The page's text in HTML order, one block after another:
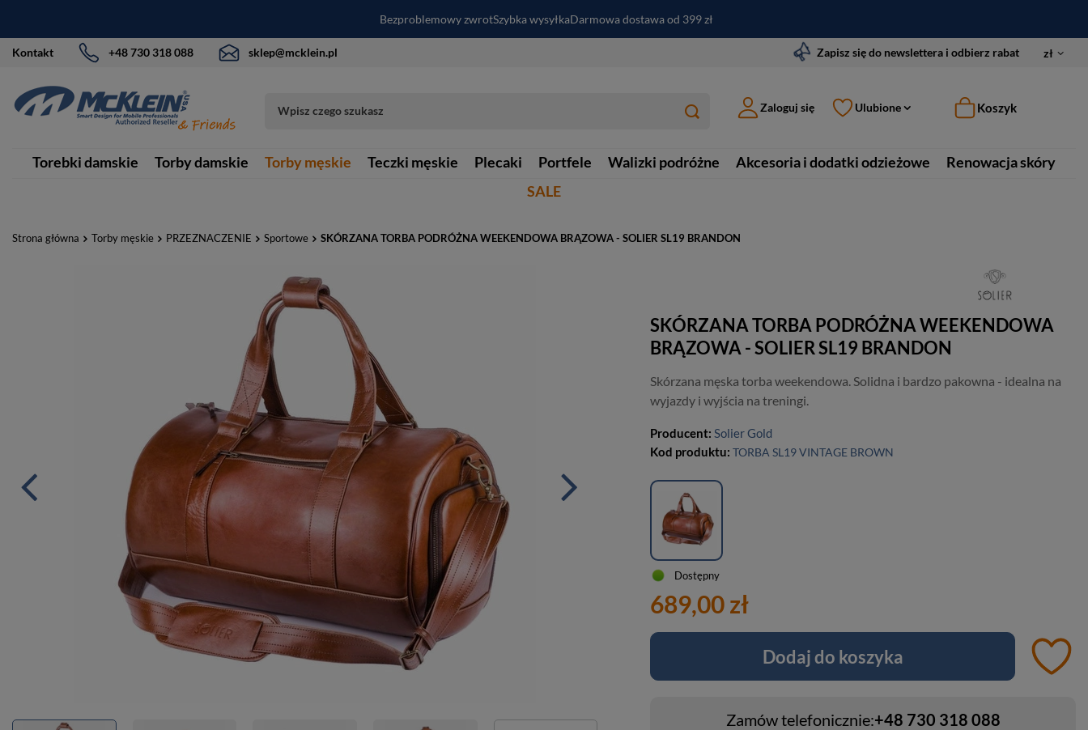
Bezproblemowy zwrotSzybka wysyłkaDarmowa dostawa od 399 zł
Kontakt +48 730 318 088 sklep@mcklein.pl Zapisz się do newslettera i odbierz rabat zł
Zaloguj się Ulubione Koszyk
Torebki damskie Torby damskie Torby męskie Teczki męskie Plecaki Portfele Walizki podróżne Akcesoria i dodatki odzieżowe
Renowacja skóry
SALE
Strona główna Torby męskie PRZEZNACZENIE Sportowe SKÓRZANA TORBA PODRÓŻNA WEEKENDOWA BRĄZOWA - SOLIER SL19 BRANDON
SKÓRZANA TORBA PODRÓŻNA WEEKENDOWA
BRĄZOWA - SOLIER SL19 BRANDON
Skórzana męska torba weekendowa. Solidna i bardzo pakowna - idealna na
wyjazdy i wyjścia na treningi.
Producent:Solier Gold
Kod produktu:TORBA SL19 VINTAGE BROWN
Dostępny
689,00 zł
Dodaj do koszyka
Zamów telefonicznie:+48 730 318 088